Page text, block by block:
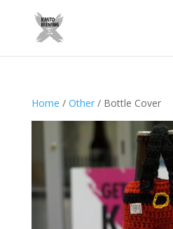
Home / Other/ Bottle Cover